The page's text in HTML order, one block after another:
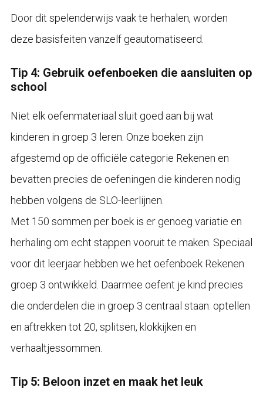
Door dit spelenderwijs vaak te herhalen, worden
deze basisfeiten vanzelf geautomatiseerd.
Tip 4: Gebruik oefenboeken die aansluiten op
school
Niet elk oefenmateriaal sluit goed aan bij wat
kinderen in groep 3 leren. Onze boeken zijn
afgestemd op de officiële categorie Rekenen en
bevatten precies de oefeningen die kinderen nodig
hebben volgens de SLO-leerlijnen.
Met 150 sommen per boek is er genoeg variatie en
herhaling om echt stappen vooruit te maken. Speciaal
voor dit leerjaar hebben we het oefenboek Rekenen
groep 3 ontwikkeld. Daarmee oefent je kind precies
die onderdelen die in groep 3 centraal staan: optellen
en aftrekken tot 20, splitsen, klokkijken en
verhaaltjessommen.
Tip 5: Beloon inzet en maak het leuk